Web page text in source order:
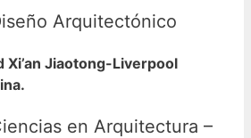
Arquitectónico
Xi’an Jiaotong-Liverpool
en Arquitectura –